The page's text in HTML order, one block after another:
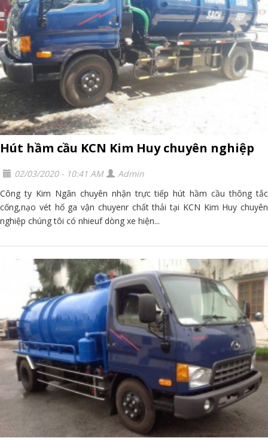
Hút hầm cầu KCN Kim Huy chuyên nghiệp
02/03/2020 - 10:41 AM
Admin
Công ty Kim Ngân chuyên nhận trực tiếp hút hầm cầu thông tắc
cống,nạo vét hố ga vận chuyenr chất thải tại KCN Kim Huy chuyên
nghiệp chúng tôi có nhieuf dòng xe hiện...